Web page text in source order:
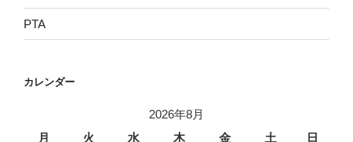
PTA
カレンダー
2026年8月
月
火 水 木 金 土 日